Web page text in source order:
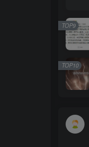
TOP9
TOP10